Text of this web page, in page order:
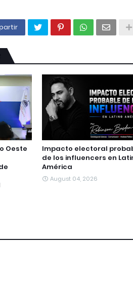
Oeste
Impacto electoral
de los influencers en
América
August 04, 2026